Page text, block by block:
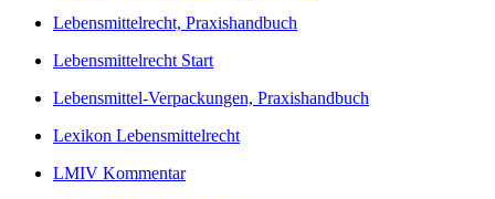
Lebensmittelrecht, Praxishandbuch
Lebensmittelrecht Start
Lebensmittel-Verpackungen, Praxishandbuch
Lexikon Lebensmittelrecht
LMIV Kommentar